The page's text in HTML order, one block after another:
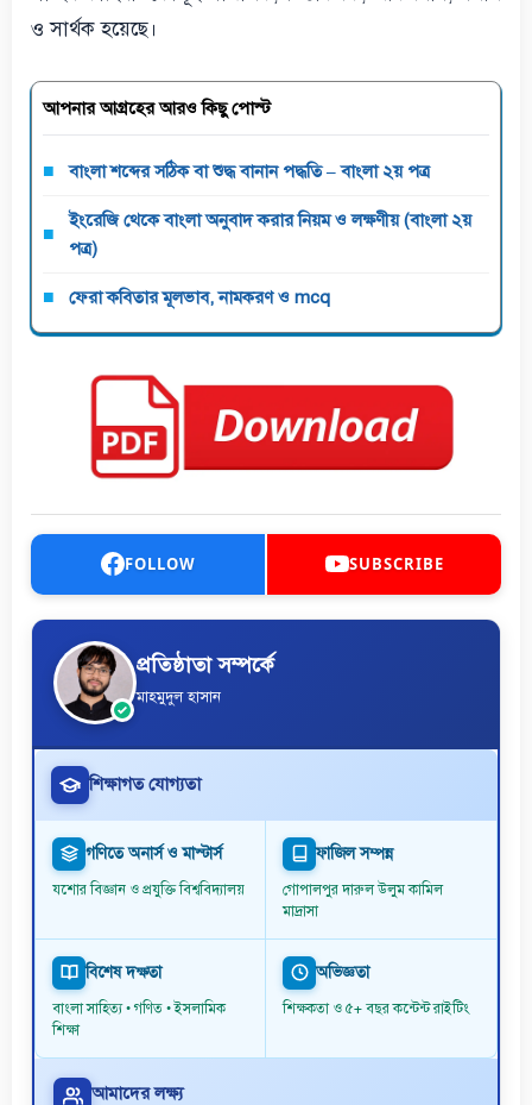
ও সার্থক হয়েছে।
আপনার আগ্রহের আরও কিছু পোস্ট
বাংলা শব্দের সঠিক বা শুদ্ধ বানান পদ্ধতি – বাংলা ২য় পত্র
ইংরেজি থেকে বাংলা অনুবাদ করার নিয়ম ও লক্ষণীয় (বাংলা ২য়
পত্র)
ফেরা কবিতার মূলভাব, নামকরণ ও mcq
FOLLOW SUBSCRIBE
প্রতিষ্ঠাতা সম্পর্কে
মাহমুদুল হাসান
শিক্ষাগত যোগ্যতা
গণিতে অনার্স ও মাস্টার্স
যশোর বিজ্ঞান ও প্রযুক্তি বিশ্ববিদ্যালয়
ফাজিল সম্পন্ন
গোপালপুর দারুল উলুম কামিল
মাদ্রাসা
বিশেষ দক্ষতা
বাংলা সাহিত্য • গণিত • ইসলামিক
শিক্ষা
অভিজ্ঞতা
শিক্ষকতা ও ৫+ বছর কন্টেন্ট রাইটিং
আমাদের লক্ষ্য